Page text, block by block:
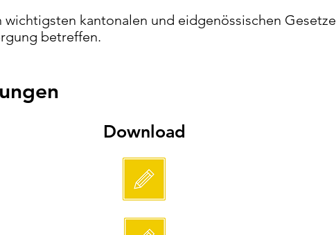
kantonalen und eidgenössischen
betreffen.
Download